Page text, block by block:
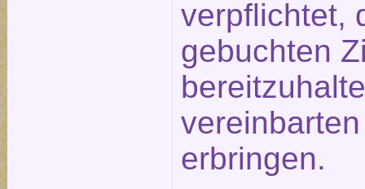
verpflichtet,
gebuchten
erbringen.